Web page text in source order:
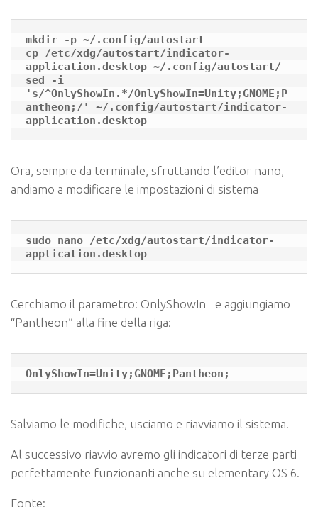
mkdir -p ~/.config/autostart
cp /etc/xdg/autostart/indicator-
application.desktop ~/.config/autostart/
sed -i
's/^OnlyShowIn.*/OnlyShowIn=Unity;GNOME;P
antheon;/' ~/.config/autostart/indicator-
application.desktop
Ora, sempre da terminale, sfruttando l’editor nano,
andiamo a modificare le impostazioni di sistema
sudo nano /etc/xdg/autostart/indicator-
application.desktop
Cerchiamo il parametro: OnlyShowIn= e aggiungiamo
“Pantheon” alla fine della riga:
OnlyShowIn=Unity;GNOME;Pantheon;
Salviamo le modifiche, usciamo e riavviamo il sistema.
Al successivo riavvio avremo gli indicatori di terze parti
perfettamente funzionanti anche su elementary OS 6.
Fonte: